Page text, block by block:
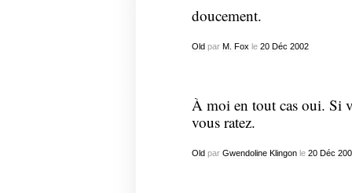
doucement.
Oldpar M. Fox le 20 Déc 2002
À moi en tout cas oui. Si
vous ratez.
Oldpar Gwendoline Klingonle 20 Déc